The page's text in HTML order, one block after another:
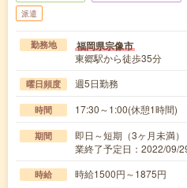
派遣
勤務地 福岡県宗像市
東郷駅から徒歩35分
曜日頻度 週5日勤務
時間 17:30～1:00(休憩1時間)
期間
即日～短期（3ヶ月未満
業終了予定日：2022/09/
時給 時給1500円～1875円